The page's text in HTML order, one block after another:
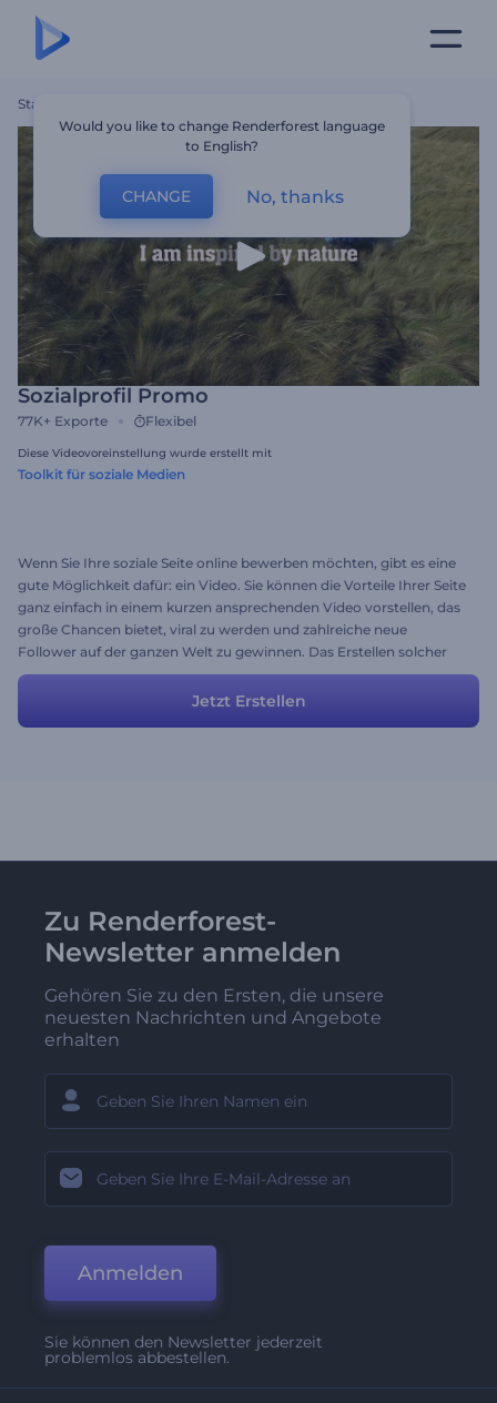
Startseite
Sozialprofil Promo
77K+ Exporte Flexibel
Diese Videovoreinstellung wurde erstellt mit
Toolkit für soziale Medien
Wenn Sie Ihre soziale Seite online bewerben möchten, gibt es eine
gute Möglichkeit dafür: ein Video. Sie können die Vorteile Ihrer Seite
ganz einfach in einem kurzen ansprechenden Video vorstellen, das
große Chancen bietet, viral zu werden und zahlreiche neue
Follower auf der ganzen Welt zu gewinnen. Das Erstellen solcher
Videos ist mehr als einfach. Verwenden Sie diese vorgefertigte
Story, um Ihre eigene zu erstellen, indem Sie die Szenen anpassen,
Stile und Farben auswählen, Ihre Musik hochladen und auf
Jetzt Erstellen
Zu Renderforest-
Newsletter anmelden
Gehören Sie zu den Ersten, die unsere
neuesten Nachrichten und Angebote
erhalten
Anmelden
Sie können den Newsletter jederzeit
problemlos abbestellen.
Would you like to change Renderforest language
to English?
CHANGE No, thanks